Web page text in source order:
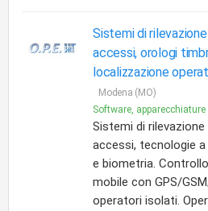
Sistemi di
accessi, orologi
localizzazione
Modena (MO)
Software,
Sistemi di
accessi, tecnologie
e biometria.
mobile con GPS/
operatori isolati.